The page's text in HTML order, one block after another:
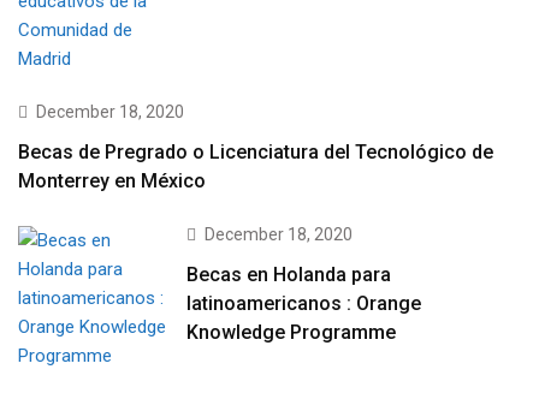
December 18, 2020
Becas de Pregrado o Licenciatura del Tecnológico de
Monterrey en México
December 18, 2020
Becas en Holanda para
latinoamericanos : Orange
Knowledge Programme